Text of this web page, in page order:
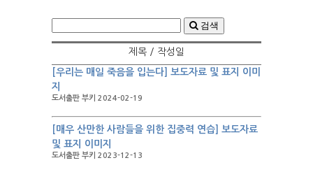
검색
제목 / 작성일
[우리는 매일 죽음을 입는다] 보도자료 및 표지 이미
지
도서출판 부키 2024-02-19
[매우 산만한 사람들을 위한 집중력 연습] 보도자료
및 표지 이미지
도서출판 부키 2023-12-13